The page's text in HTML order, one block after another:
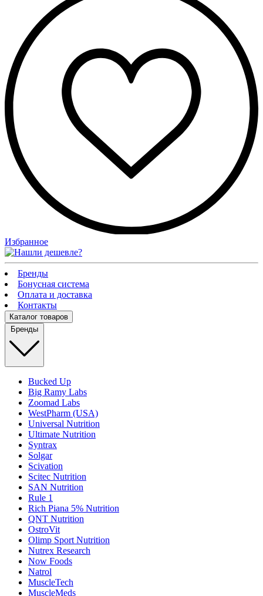
Избранное
Бренды
Бонусная система
Оплата и доставка
Контакты
Каталог товаров
Бренды
Bucked Up
Big Ramy Labs
Zoomad Labs
WestPharm (USA)
Universal Nutrition
Ultimate Nutrition
Syntrax
Solgar
Scivation
Scitec Nutrition
SAN Nutrition
Rule 1
Rich Piana 5% Nutrition
QNT Nutrition
OstroVit
Olimp Sport Nutrition
Nutrex Research
Now Foods
Natrol
MuscleTech
MuscleMeds